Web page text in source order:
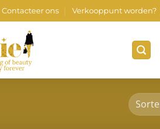
Contacteer ons Verkooppunt worden?